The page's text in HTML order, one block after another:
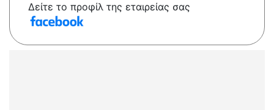
Δείτε το προφίλ της εταιρείας σας